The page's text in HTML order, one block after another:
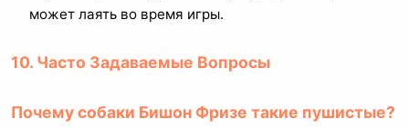
может лаять во время игры.
10. Часто Задаваемые Вопросы
Почему собаки Бишон Фризе такие пушистые?